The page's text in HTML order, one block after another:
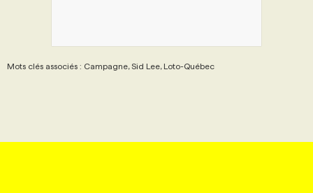
Mots clés associés : Campagne, Sid Lee, Loto-Québec